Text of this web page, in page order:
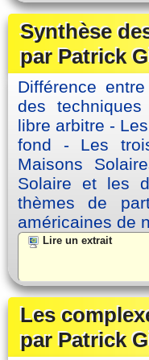
Synthèse
par Patrick
Différence
des
libre arbitre -
fond - Les
Maisons
Solaire et les
thèmes de
américaines de
Lire un extrait
Les
par Patrick